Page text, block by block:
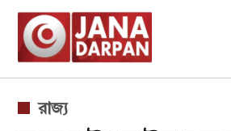
Skip
content
POSTED
রাজ্য